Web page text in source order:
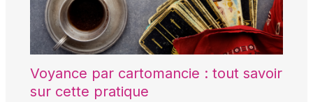
Voyance par cartomancie : tout savoir
sur cette pratique